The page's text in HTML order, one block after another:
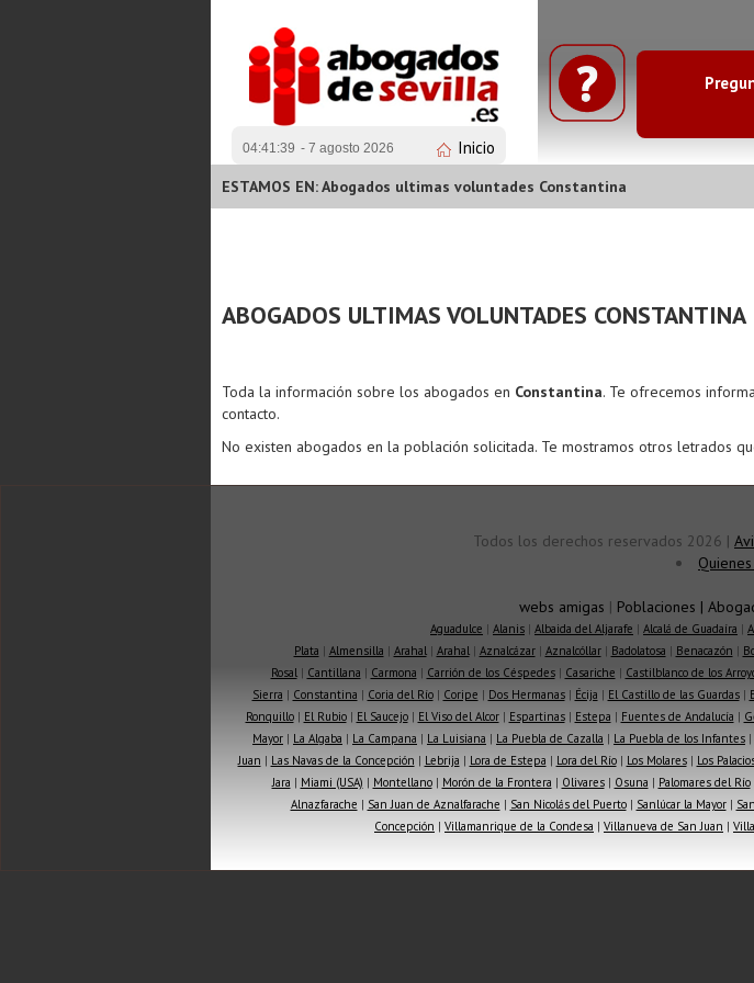
04:41:39 - 7 agosto 2026 Inicio
ESTAMOS EN: Abogados ultimas voluntades Constantina
ABOGADOS ULTIMAS VOLUNTADES CONSTANTINA
Toda la información sobre los abogados en Constantina. Te ofrecemos
contacto.
No existen abogados en la población solicitada. Te mostramos otros letrados
Todos los derechos reservados 2026 |
webs amigas | Poblaciones |
Aguadulce | Alanis | Albaida del Aljarafe | Alcalá de Guadaíra |
Plata | Almensilla | Arahal| Arahal| Aznalcázar| Aznalcóllar| Badolatosa | Benacazón |
Rosal| Cantillana | Carmona | Carrión de los Céspedes| Casariche | Castilblanco de los
Sierra | Constantina | Coria del Río| Coripe | Dos Hermanas| Écija | El Castillo de las Guardas|
Ronquillo| El Rubio| El Saucejo| El Viso del Alcor| Espartinas| Estepa | Fuentes de Andalucía |
Mayor | La Algaba | La Campana | La Luisiana | La Puebla de Cazalla | La Puebla de los Infantes |
Juan | Las Navas de la Concepción | Lebrija | Lora de Estepa | Lora del Río| Los Molares| Los
Jara | Miami (USA) | Montellano| Morón de la Frontera | Olivares| Osuna | Palomares del Río
Alnazfarache | San Juan de Aznalfarache | San Nicolás del Puerto| Sanlúcar la Mayor|
Concepción | Villamanrique de la Condesa | Villanueva de San Juan |